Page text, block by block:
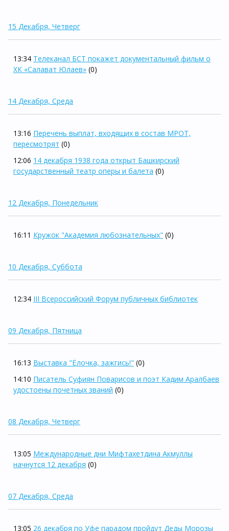
15 Декабря, Четверг
13:34 Телеканал БСТ покажет документальный фильм о
ХК «Салават Юлаев» (0)
14 Декабря, Среда
13:16 Перечень выплат, входящих в состав МРОТ,
пересмотрят (0)
12:06 14 декабря 1938 года открыт Башкирский
государственный театр оперы и балета (0)
12 Декабря, Понедельник
16:11 Кружок "Академия любознательных" (0)
10 Декабря, Суббота
12:34 III Всероссийский Форум публичных библиотек
09 Декабря, Пятница
16:13 Выставка "Ёлочка, зажгись!" (0)
14:10 Писатель Суфиян Поварисов и поэт Кадим Аралбаев
удостоены почетных званий (0)
08 Декабря, Четверг
13:05 Международные дни Мифтахетдина Акмуллы
начнутся 12 декабря (0)
07 Декабря, Среда
13:05 26 декабря по Уфе парадом пройдут Деды Морозы